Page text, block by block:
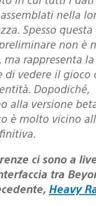
nella
Spesso questa
non è
ma rappresenta
di vedere il gioco
Dopodiché,
alla versione
è molto vicino
tra
Heavy